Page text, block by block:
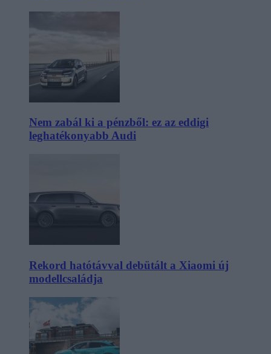
Nem zabál ki a pénzből: ez az eddigi
leghatékonyabb Audi
Rekord hatótávval debütált a Xiaomi új
modellcsaládja